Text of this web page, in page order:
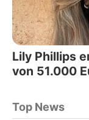
Lily Phillips
von 51.000
Top News